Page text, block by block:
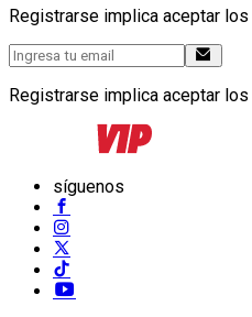
Registrarse implica aceptar los
Registrarse implica aceptar los
síguenos